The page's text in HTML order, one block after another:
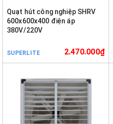
Quạt hút công nghiệp SHRV
600x600x400 điện áp
380V/220V
SUPERLITE 2.470.000₫